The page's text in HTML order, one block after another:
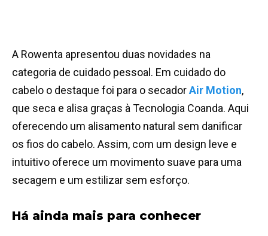
A Rowenta apresentou duas novidades na
categoria de cuidado pessoal. Em cuidado do
cabelo o destaque foi para o secadorAir Motion,
que seca e alisa graças à Tecnologia Coanda. Aqui
oferecendo um alisamento natural sem danificar
os fios do cabelo. Assim, com um design leve e
intuitivo oferece um movimento suave para uma
secagem e um estilizar sem esforço.
Há ainda mais para conhecer